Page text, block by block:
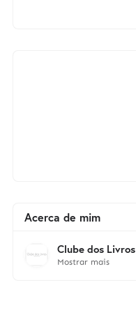
Acerca de mim
Clube dos Livros
Mostrar mais